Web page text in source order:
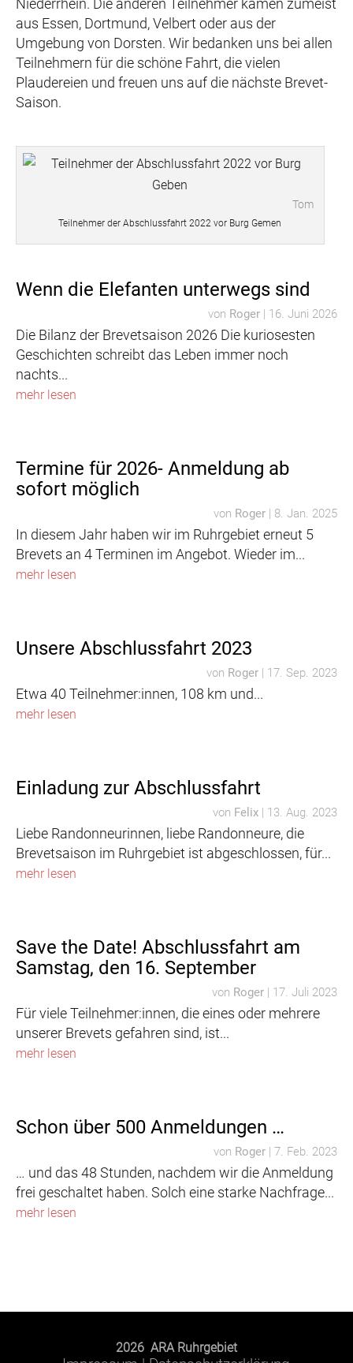
Niederrhein. Die anderen Teilnehmer kamen zumeist
aus Essen, Dortmund, Velbert oder aus der
Umgebung von Dorsten. Wir bedanken uns bei allen
Teilnehmern für die schöne Fahrt, die vielen
Plaudereien und freuen uns auf die nächste Brevet-
Saison.
Tom
Teilnehmer der Abschlussfahrt 2022 vor Burg Gemen
Wenn die Elefanten unterwegs sind
von Roger | 16. Juni 2026
Die Bilanz der Brevetsaison 2026 Die kuriosesten
Geschichten schreibt das Leben immer noch
nachts...
mehr lesen
Termine für 2026- Anmeldung ab
sofort möglich
von Roger | 8. Jan. 2025
In diesem Jahr haben wir im Ruhrgebiet erneut 5
Brevets an 4 Terminen im Angebot. Wieder im...
mehr lesen
Unsere Abschlussfahrt 2023
von Roger | 17. Sep. 2023
Etwa 40 Teilnehmer:innen, 108 km und...
mehr lesen
Einladung zur Abschlussfahrt
von Felix | 13. Aug. 2023
Liebe Randonneurinnen, liebe Randonneure, die
Brevetsaison im Ruhrgebiet ist abgeschlossen, für...
mehr lesen
Save the Date! Abschlussfahrt am
Samstag, den 16. September
von Roger | 17. Juli 2023
Für viele Teilnehmer:innen, die eines oder mehrere
unserer Brevets gefahren sind, ist...
mehr lesen
Schon über 500 Anmeldungen …
von Roger | 7. Feb. 2023
… und das 48 Stunden, nachdem wir die Anmeldung
frei geschaltet haben. Solch eine starke Nachfrage...
mehr lesen
2026 ARA Ruhrgebiet